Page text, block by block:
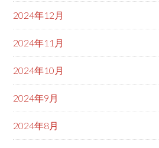
2024年12月
2024年11月
2024年10月
2024年9月
2024年8月